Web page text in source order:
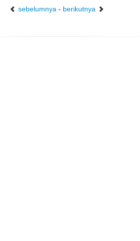
sebelumnya - berikutnya